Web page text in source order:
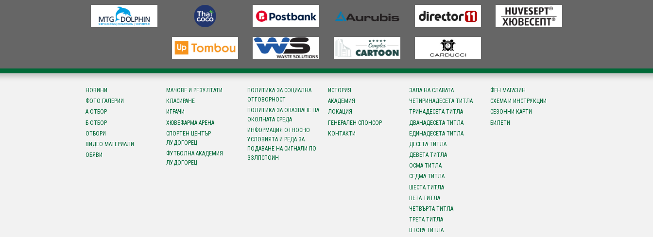
НОВИНИ
ФОТО ГАЛЕРИИ
А ОТБОР
Б ОТБОР
ОТБОРИ
ВИДЕО МАТЕРИАЛИ
ОБЯВИ
МАЧОВЕ И РЕЗУЛТАТИ
КЛАСИРАНЕ
ИГРАЧИ
ХЮВЕФАРМА АРЕНА
СПОРТЕН ЦЕНТЪР
ЛУДОГОРЕЦ
ФУТБОЛНА АКАДЕМИЯ
ЛУДОГОРЕЦ
ПОЛИТИКА ЗА СОЦИАЛНА
ОТГОВОРНОСТ
ПОЛИТИКА ЗА ОПАЗВАНЕ НА
ОКОЛНАТА СРЕДА
ИНФОРМАЦИЯ ОТНОСНО
УСЛОВИЯТА И РЕДА ЗА
ПОДАВАНЕ НА СИГНАЛИ ПО
ЗЗЛПСПОИН
ИСТОРИЯ
АКАДЕМИЯ
ЛОКАЦИЯ
ГЕНЕРАЛЕН СПОНСОР
КОНТАКТИ
ЗАЛА НА СЛАВАТА
ЧЕТИРИНАДЕСЕТА ТИТЛА
ТРИНАДЕСЕТА ТИТЛА
ДВАНАДЕСЕТА ТИТЛА
ЕДИНАДЕСЕТА ТИТЛА
ДЕСЕТА ТИТЛА
ДЕВЕТА ТИТЛА
ОСМА ТИТЛА
СЕДМА ТИТЛА
ШЕСТА ТИТЛА
ПЕТА ТИТЛА
ЧЕТВЪРТА ТИТЛА
ТРЕТА ТИТЛА
ВТОРА ТИТЛА
ФЕН МАГАЗИН
СХЕМА И ИНСТРУКЦИИ
СЕЗОННИ КАРТИ
БИЛЕТИ